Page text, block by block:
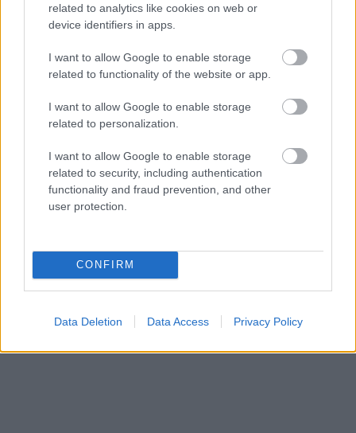
related to analytics like cookies on web or
device identifiers in apps.
I want to allow Google to enable storage
related to functionality of the website or app.
I want to allow Google to enable storage
related to personalization.
I want to allow Google to enable storage
related to security, including authentication
functionality and fraud prevention, and other
user protection.
CONFIRM
Data Deletion Data Access Privacy Policy
«Εγώ είμαι η ανάπηρη, αυτοί είναι οι μ***ες» –
Η Maria Rolls χωρίς φίλτρο
Περδίκι